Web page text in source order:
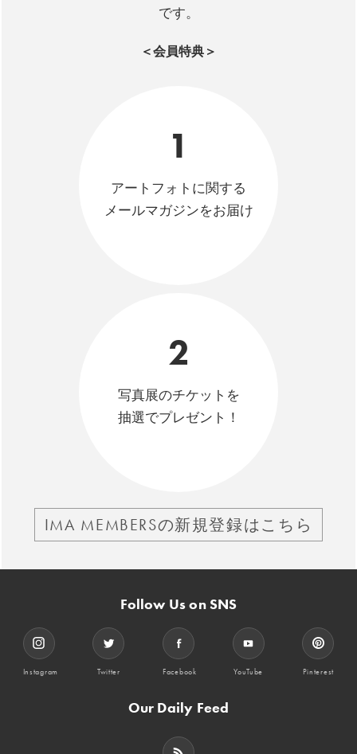
です。
＜会員特典＞
1
アートフォトに関する
メールマガジンをお届け
2
写真展のチケットを
抽選でプレゼント！
IMA MEMBERSの新規登録はこちら
Follow Us on SNS
Instagram Twitter Facebook YouTube Pinterest
Our Daily Feed